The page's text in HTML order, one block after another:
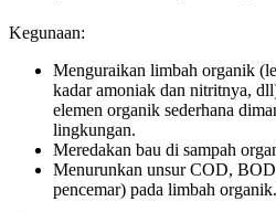
Kegunaan:
Menguraikan limbah organik
kadar amoniak dan nitritnya,
elemen organik sederhana
lingkungan.
Meredakan bau di sampah
Menurunkan unsur COD,
pencemar) pada limbah organik.